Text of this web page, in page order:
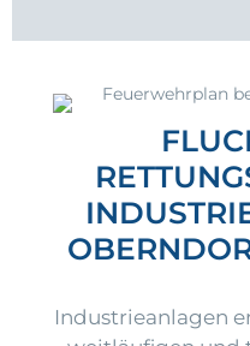
Industrieanlagen